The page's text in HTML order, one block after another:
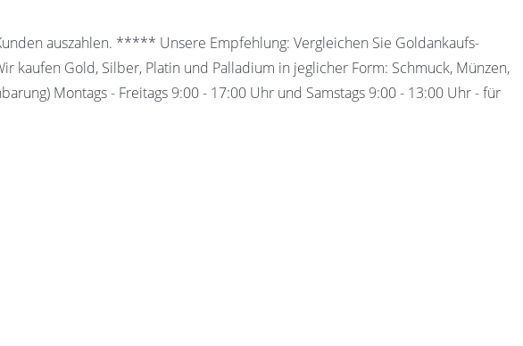
auszahlen. ***** Unsere Empfehlung: Vergleichen Sie Goldankaufs-
Gold, Silber, Platin und Palladium in jeglicher Form: Schmuck, Münzen,
Montags - Freitags 9:00 - 17:00 Uhr und Samstags 9:00 - 13:00 Uhr - für